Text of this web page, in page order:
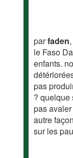
parfaden
le Faso
enfants.
pas
? quelque
pas
autre
sur les